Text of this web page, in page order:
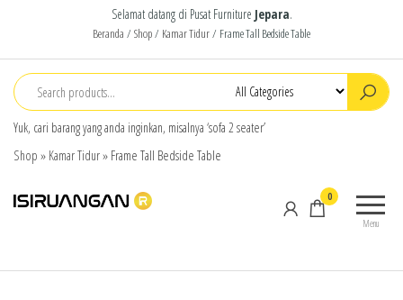
Selamat datang di Pusat Furniture Jepara.
Beranda / Shop/ Kamar Tidur/ Frame Tall Bedside Table
Yuk, cari barang yang anda inginkan, misalnya ‘sofa 2 seater’
Shop » Kamar Tidur» Frame Tall Bedside Table
products
Menu
0